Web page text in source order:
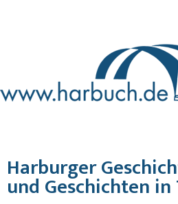
Harburger
und Geschichten